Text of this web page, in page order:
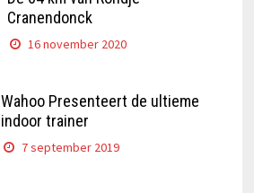
Cranendonck
16 november 2020
Wahoo Presenteert de ultieme
indoor trainer
7 september 2019